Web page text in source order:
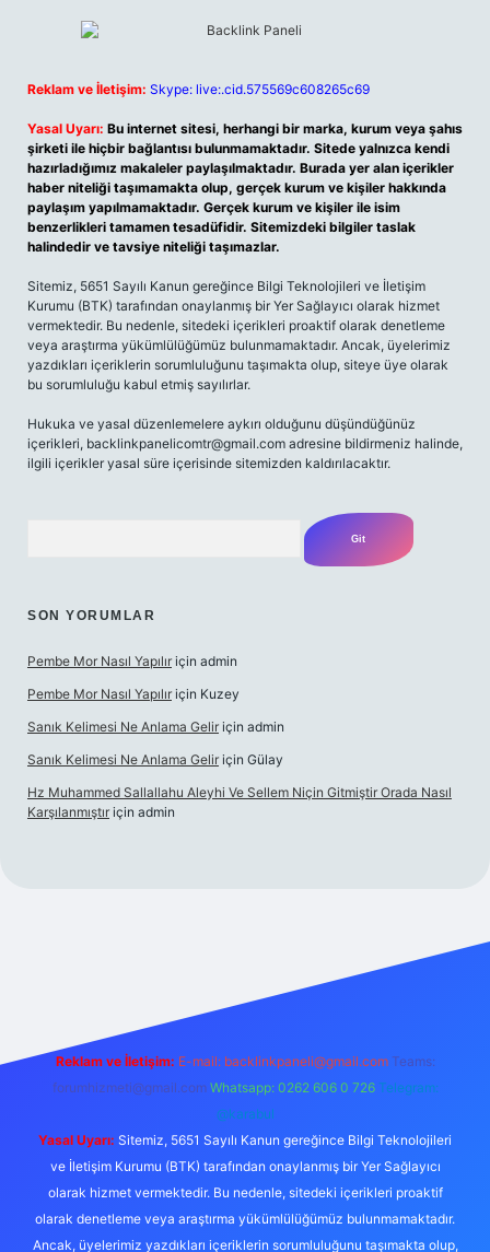
Reklam ve İletişim: Skype: live:.cid.575569c608265c69
Yasal Uyarı: Bu internet sitesi, herhangi bir marka, kurum veya şahıs
şirketi ile hiçbir bağlantısı bulunmamaktadır. Sitede yalnızca kendi
hazırladığımız makaleler paylaşılmaktadır. Burada yer alan içerikler
haber niteliği taşımamakta olup, gerçek kurum ve kişiler hakkında
paylaşım yapılmamaktadır. Gerçek kurum ve kişiler ile isim
benzerlikleri tamamen tesadüfidir. Sitemizdeki bilgiler taslak
halindedir ve tavsiye niteliği taşımazlar.
Sitemiz, 5651 Sayılı Kanun gereğince Bilgi Teknolojileri ve İletişim
Kurumu (BTK) tarafından onaylanmış bir Yer Sağlayıcı olarak hizmet
vermektedir. Bu nedenle, sitedeki içerikleri proaktif olarak denetleme
veya araştırma yükümlülüğümüz bulunmamaktadır. Ancak, üyelerimiz
yazdıkları içeriklerin sorumluluğunu taşımakta olup, siteye üye olarak
bu sorumluluğu kabul etmiş sayılırlar.
Hukuka ve yasal düzenlemelere aykırı olduğunu düşündüğünüz
içerikleri, backlinkpanelicomtr@gmail.com adresine bildirmeniz halinde,
ilgili içerikler yasal süre içerisinde sitemizden kaldırılacaktır.
SON YORUMLAR
Pembe Mor Nasıl Yapılır için admin
Pembe Mor Nasıl Yapılır için Kuzey
Sanık Kelimesi Ne Anlama Gelir için admin
Sanık Kelimesi Ne Anlama Gelir için Gülay
Hz Muhammed Sallallahu Aleyhi Ve Sellem Niçin Gitmiştir Orada Nasıl
Karşılanmıştır için admin
Reklam ve İletişim: E-mail: backlinkpaneli@gmail.com Teams:
forumhizmeti@gmail.com Whatsapp: 0262 606 0 726 Telegram:
@karabul
Yasal Uyarı: Sitemiz, 5651 Sayılı Kanun gereğince Bilgi Teknolojileri
ve İletişim Kurumu (BTK) tarafından onaylanmış bir Yer Sağlayıcı
olarak hizmet vermektedir. Bu nedenle, sitedeki içerikleri proaktif
olarak denetleme veya araştırma yükümlülüğümüz bulunmamaktadır.
Ancak, üyelerimiz yazdıkları içeriklerin sorumluluğunu taşımakta olup,